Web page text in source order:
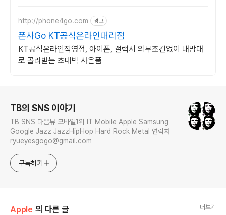
http://phone4go.com 광고
폰사Go KT공식온라인대리점
KT공식온라인직영점, 아이폰, 갤럭시 의무조건없이 내맘대
로 골라받는 초대박 사은품
TB의 SNS 이야기
TB SNS 다음뷰 모바일1위 IT Mobile Apple Samsung
Google Jazz JazzHipHop Hard Rock Metal 연락처
ryueyesgogo@gmail.com
구독하기
Apple 의 다른 글 더보기